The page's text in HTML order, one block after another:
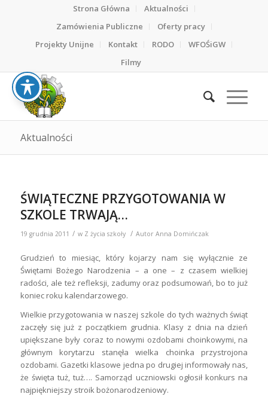
Strona Główna
Aktualności
Zamówienia Publiczne
Oferty pracy
Projekty Unijne
Kontakt RODO
WFOŚiGW
Filmy
Aktualności
ŚWIĄTECZNE PRZYGOTOWANIA W
SZKOLE TRWAJĄ…
19 grudnia 2011 / w Z życia szkoły / Autor Anna Domińczak
Grudzień to miesiąc, który kojarzy nam się wyłącznie ze
Świętami Bożego Narodzenia – a one – z czasem wielkiej
radości, ale też refleksji, zadumy oraz podsumowań, bo to już
koniec roku kalendarzowego.
Wielkie przygotowania w naszej szkole do tych ważnych świąt
zaczęły się już z początkiem grudnia. Klasy z dnia na dzień
upiększane były coraz to nowymi ozdobami choinkowymi, na
głównym korytarzu stanęła wielka choinka przystrojona
ozdobami. Gazetki klasowe jedna po drugiej informowały nas,
że święta tuż, tuż…. Samorząd uczniowski ogłosił konkurs na
najpiękniejszy stroik bożonarodzeniowy.